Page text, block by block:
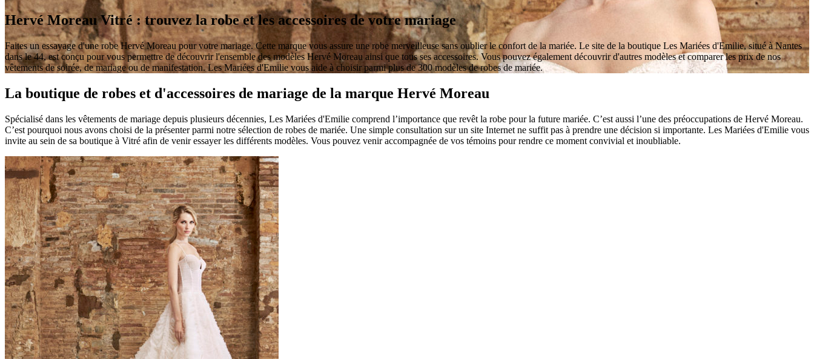
Hervé Moreau Vitré : trouvez la robe et les accessoires de votre mariage
Faites un essayage d'une robe Hervé Moreau pour votre mariage. Cette marque vous assure une robe merveilleuse sans oublier le confort de la mariée. Le site de la boutique Les Mariées d'Emilie, situé à Nantes
dans le 44, est conçu pour vous permettre de découvrir l'ensemble des modèles Hervé Moreau ainsi que tous ses accessoires. Vous pouvez également découvrir d'autres modèles et comparer les prix de nos
vêtements de soirée, de mariage ou de manifestation. Les Mariées d'Emilie vous aide à choisir parmi plus de 300 modèles de robes de mariée.
La boutique de robes et d'accessoires de mariage de la marque Hervé Moreau
Spécialisé dans les vêtements de mariage depuis plusieurs décennies, Les Mariées d'Emilie comprend l’importance que revêt la robe pour la future mariée. C’est aussi l’une des préoccupations de Hervé Moreau.
C’est pourquoi nous avons choisi de la présenter parmi notre sélection de robes de mariée. Une simple consultation sur un site Internet ne suffit pas à prendre une décision si importante. Les Mariées d'Emilie vous
invite au sein de sa boutique à Vitré afin de venir essayer les différents modèles. Vous pouvez venir accompagnée de vos témoins pour rendre ce moment convivial et inoubliable.